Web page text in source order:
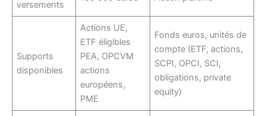
versements
Supports
disponibles
Actions UE,
ETF éligibles
PEA, OPCVM
actions
européens,
PME
Fonds euros, unités de
compte (ETF, actions,
SCPI, OPCI, SCI,
obligations, private
equity)